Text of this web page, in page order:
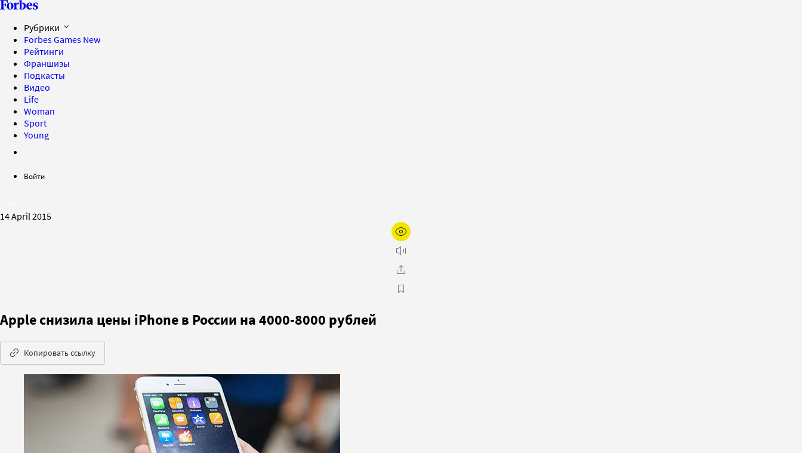
Рубрики
Forbes Games New
Рейтинги
Франшизы
Подкасты
Видео
Life
Woman
Sport
Young
Войти
14 April 2015
Apple снизила цены iPhone в России на 4000-8000 рублей
Копировать ссылку